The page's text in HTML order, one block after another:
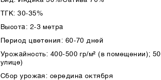
ТГК: 30-35%
Высота: 2-3 метра
Период цветения: 60-70 дней
Урожайность: 400-500 гр/м² (в помещении);
улице)
Сбор урожая: середина октября